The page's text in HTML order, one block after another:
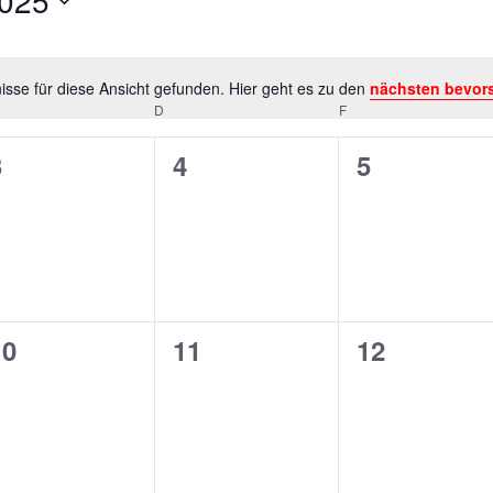
Hinweis
für diese Ansicht gefunden. Hier geht es zu den nächsten
D F
0
4
0
5
0
11
0
12